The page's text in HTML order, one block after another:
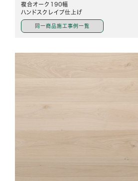
複合オーク190幅
ハンドスクレイプ仕上げ
同一商品施工事例一覧